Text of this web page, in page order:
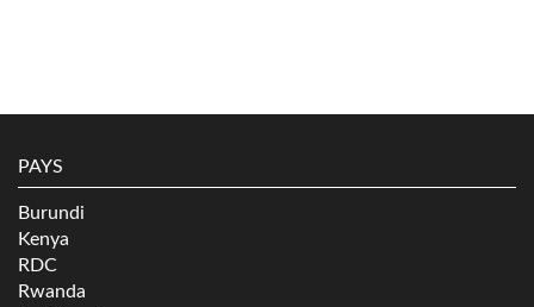
PAYS
Burundi
Kenya
RDC
Rwanda